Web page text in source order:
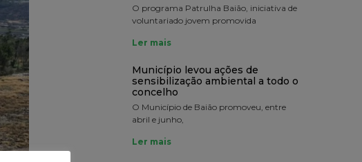
O programa Patrulha Baião, iniciativa de
voluntariado jovem promovida
Ler mais
Município levou ações de
sensibilização ambiental a todo o
concelho
O Município de Baião promoveu, entre
abril e junho,
Ler mais